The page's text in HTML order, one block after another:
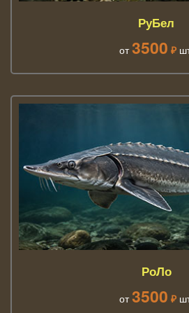
РуБел
от 3500 ₽
РоЛо
от 3500 ₽